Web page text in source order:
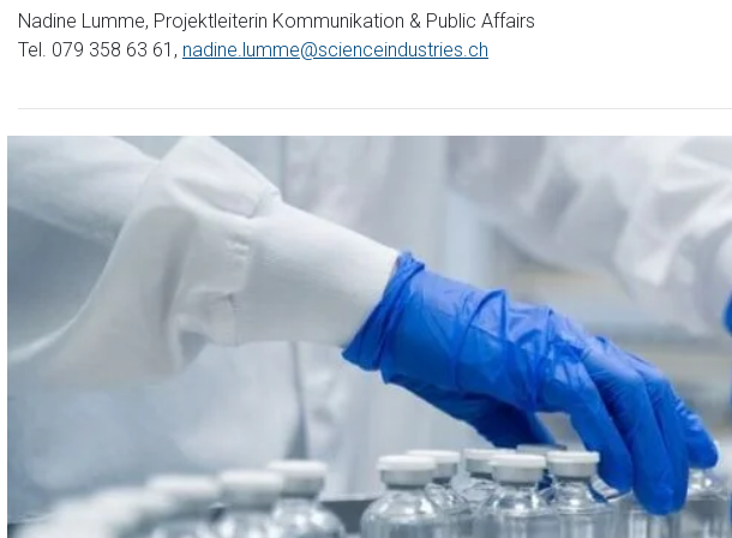
Nadine Lumme, Projektleiterin Kommunikation & Public Affairs
Tel. 079 358 63 61, nadine.lumme@scienceindustries.ch